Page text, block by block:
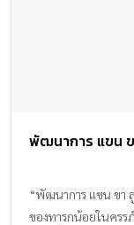
พัฒนาการ แขน
“พัฒนาการ แขน ขา
ของทารกน้อยในครร